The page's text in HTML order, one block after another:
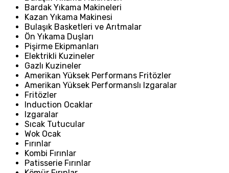
Bardak Yıkama Makineleri
Kazan Yıkama Makinesi
Bulaşık Basketleri ve Arıtmalar
Ön Yıkama Duşları
Pişirme Ekipmanları
Elektrikli Kuzineler
Gazlı Kuzineler
Amerikan Yüksek Performans Fritözler
Amerikan Yüksek Performanslı Izgaralar
Fritözler
Induction Ocaklar
Izgaralar
Sıcak Tutucular
Wok Ocak
Fırınlar
Kombi Fırınlar
Patisserie Fırınlar